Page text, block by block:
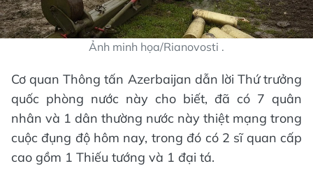
Ảnh minh họa/Rianovosti .
Cơ quan Thông tấn Azerbaijan dẫn lời Thứ trưởng
quốc phòng nước này cho biết, đã có 7 quân
nhân và 1 dân thường nước này thiệt mạng trong
cuộc đụng độ hôm nay, trong đó có 2 sĩ quan cấp
cao gồm 1 Thiếu tướng và 1 đại tá.